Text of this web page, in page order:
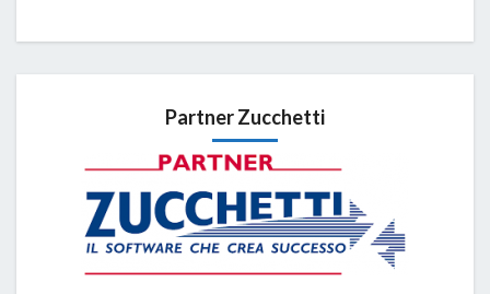
Partner Zucchetti